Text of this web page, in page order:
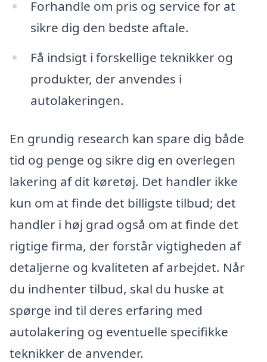
Forhandle om pris og service for at
sikre dig den bedste aftale.
Få indsigt i forskellige teknikker og
produkter, der anvendes i
autolakeringen.
En grundig research kan spare dig både
tid og penge og sikre dig en overlegen
lakering af dit køretøj. Det handler ikke
kun om at finde det billigste tilbud; det
handler i høj grad også om at finde det
rigtige firma, der forstår vigtigheden af
detaljerne og kvaliteten af arbejdet. Når
du indhenter tilbud, skal du huske at
spørge ind til deres erfaring med
autolakering og eventuelle specifikke
teknikker de anvender.